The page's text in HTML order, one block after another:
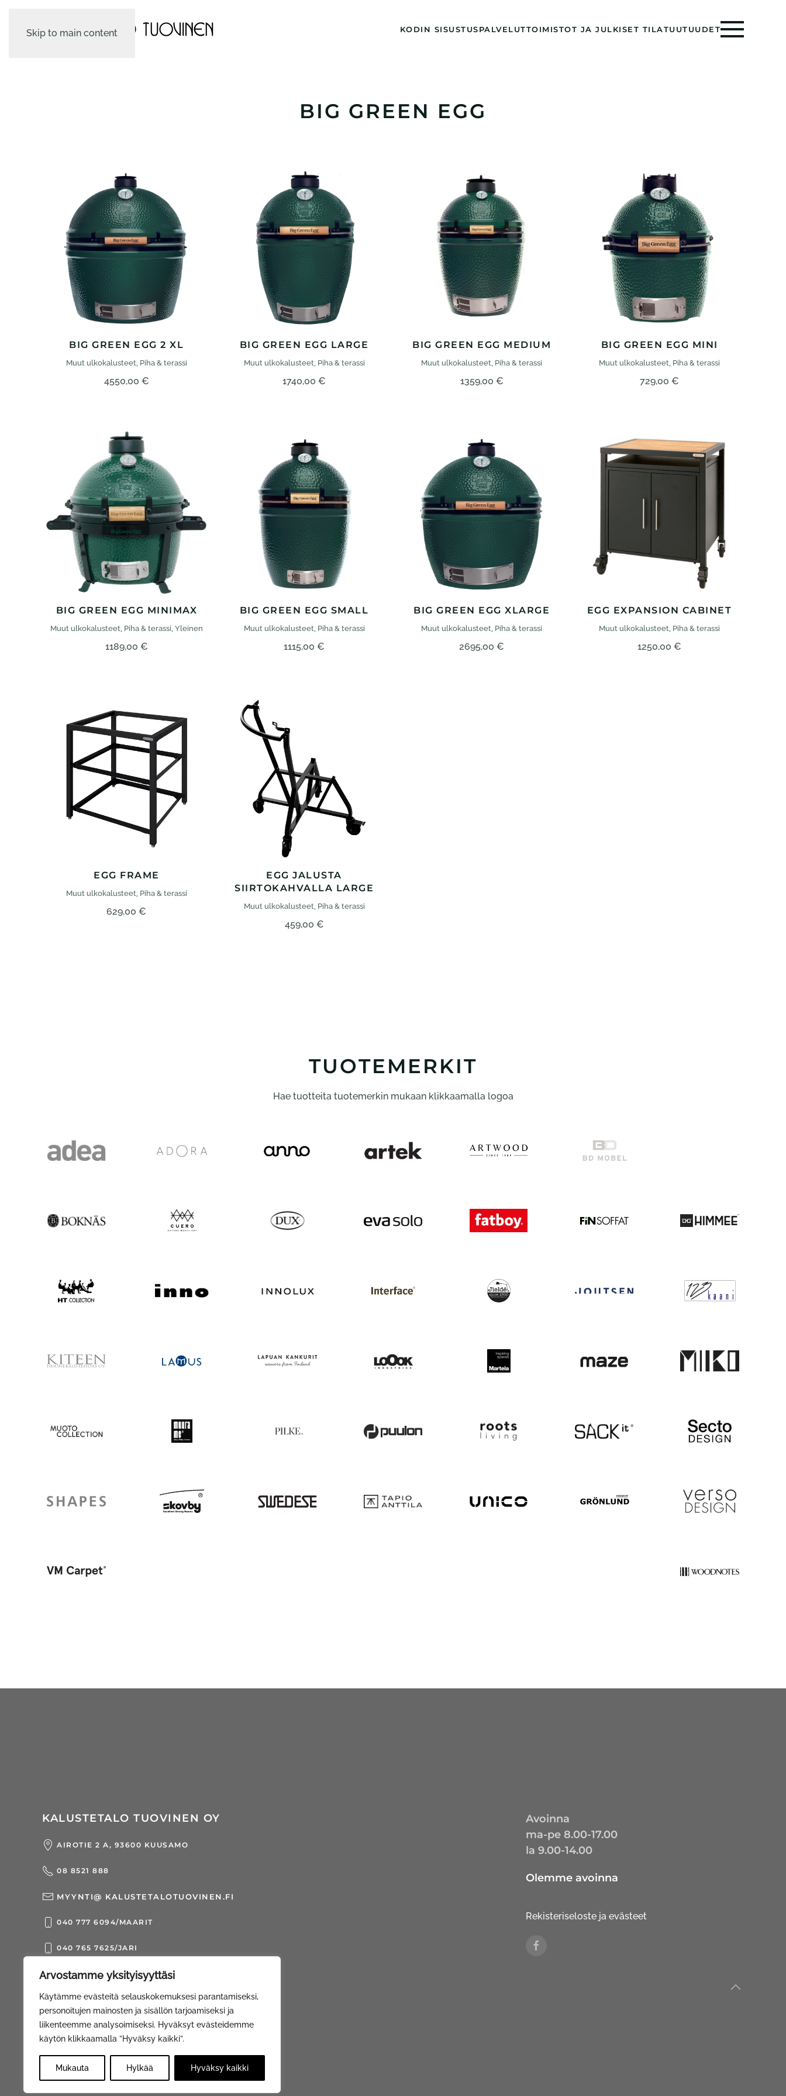
Arvostamme yksityisyyttäsi
Käytämme evästeitä selauskokemuksesi parantamiseksi,
personoitujen mainosten ja sisällön tarjoamiseksi ja
liikenteemme analysoimiseksi. Hyväksyt evästeidemme
käytön klikkaamalla ”Hyväksy kaikki”.
Mukauta Hylkää Hyväksy kaikki
Skip to main content KODIN SISUSTUSPALVELUTTOIMISTOT JA JULKISET TILATUUTUUDET
BIG GREEN EGG
BIG GREEN EGG 2 XL
Muut ulko­kalusteet Piha & terassi
4550,00 €
BIG GREEN EGG LARGE
Muut ulko­kalusteet Piha & terassi
1740,00€
BIG GREEN EGG MEDIUM
Muut ulko­kalusteet Piha & terassi
1359,00 €
BIG GREEN EGG MINI
Muut ulko­kalusteet Piha & terassi
729,00€
BIG GREEN EGG MINIMAX
Muut ulko­kalusteet Piha & terassi Yleinen
1189,00 €
BIG GREEN EGG SMALL
Muut ulko­kalusteet Piha & terassi
1115,00€
BIG GREEN EGG XLARGE
Muut ulko­kalusteet Piha & terassi
2695,00€
EGG EXPANSION CABINET
Muut ulko­kalusteet Piha & terassi
1250,00€
EGG FRAME
Muut ulko­kalusteet, Piha & terassi
629,00€
EGG JALUSTA
SIIRTOKAHVALLA LARGE
Muut ulko­kalusteet, Piha & terassi
459,00 €
TUOTEMERKIT
Hae tuotteita tuotemerkin mukaan klikkaamalla logoa
KALUSTETALO TUOVINEN OY
AIROTIE 2 A, 93600 KUUSAMO
08 8521 888
MYYNTI@ KALUSTETALOTUOVINEN.FI
040 777 6094/MAARIT
040 765 7625/JARI
Avoinna
ma-pe 8.00-17.00
la 9.00-14.00
Olemme avoinna
Rekisteriseloste ja evästeet